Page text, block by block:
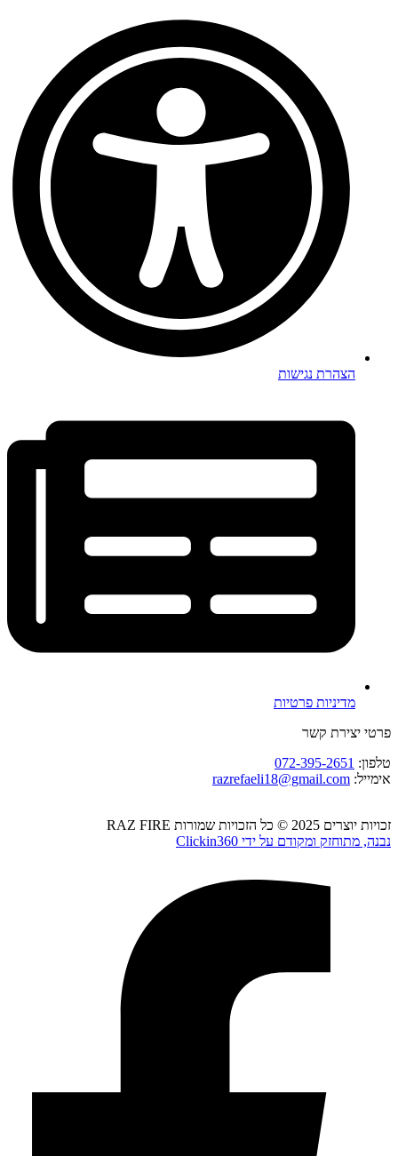
הצהרת נגישות
מדיניות פרטיות
פרטי יצירת קשר
טלפון: 072-395-2651
אימייל: razrefaeli18@gmail.com
זכויות יוצרים 2025 © כל הזכויות שמורות RAZ FIRE
נבנה, מתוחזק ומקודם על ידי Clickin360